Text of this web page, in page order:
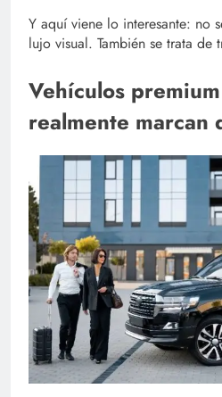
Y aquí viene lo interesante: no
lujo visual. También se trata de
Vehículos
realmente marcan